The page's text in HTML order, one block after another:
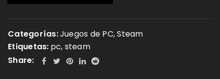
Categorías:Juegos de PC,Steam
Etiquetas: pc, steam
Share: